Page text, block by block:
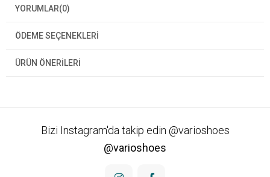
YORUMLAR(0)
ÖDEME SEÇENEKLERI
ÜRÜN ÖNERILERI
Bizi Instagram'da takip edin @varioshoes
@varioshoes